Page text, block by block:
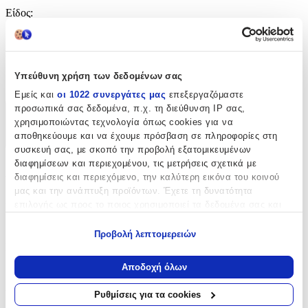
Υπεύθυνη χρήση των δεδομένων σας
Εμείς και οι 1022 συνεργάτες μας επεξεργαζόμαστε
προσωπικά σας δεδομένα, π.χ. τη διεύθυνση IP σας,
χρησιμοποιώντας τεχνολογία όπως cookies για να
αποθηκεύουμε και να έχουμε πρόσβαση σε πληροφορίες στη
συσκευή σας, με σκοπό την προβολή εξατομικευμένων
διαφημίσεων και περιεχομένου, τις μετρήσεις σχετικά με
διαφημίσεις και περιεχόμενο, την καλύτερη εικόνα του κοινού
μας και την ανάπτυξη προϊόντων. Έχετε τη δυνατότητα
Να συλλέξουμε πληροφορίες σχετικά με τη γεωγραφική
σας τοποθεσία, οι οποίες μπορεί να είναι ακριβείς σε
απόσταση μερικών μέτρων
Να αναγνωρίσουμε τη συσκευή σας σαρώνοντας ενεργά
Προβολή λεπτομερειών
Αποδοχή όλων
Ρυθμίσεις για τα cookies
Είδος:
Πλαστικό
Χαρακτηριστικά
+
Χαρακτηριστικά